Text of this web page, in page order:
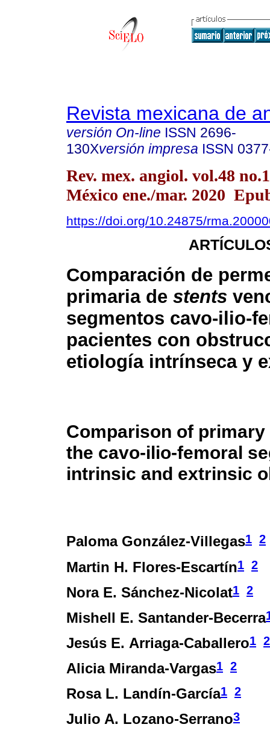
Revista mexicana de
versión On-line ISSN 2696-
130Xversión impresa ISSN
Rev. mex. angiol. vol.48
México ene./mar. 2020
https://doi.org/10.24875/
Comparación de
primaria de stents
segmentos cavo-ilio-
pacientes con
etiología intrínseca y
Comparison of
the cavo-ilio-femoral
intrinsic and extrinsic
Paloma González-Villegas1 2
Martin H. Flores-Escartín1 2
Nora E. Sánchez-Nicolat1 2
Mishell E. Santander-Becerra
Jesús E. Arriaga-Caballero1 2
Alicia Miranda-Vargas1 2
Rosa L. Landín-García1 2
Julio A. Lozano-Serrano3